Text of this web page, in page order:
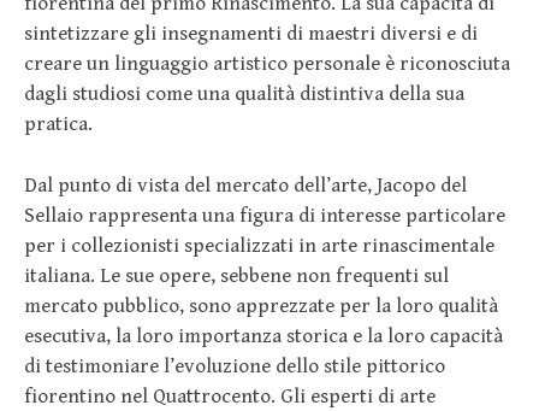
sintetizzare gli insegnamenti di maestri diversi e di
creare un linguaggio artistico personale è riconosciuta
dagli studiosi come una qualità distintiva della sua
pratica.
Dal punto di vista del mercato dell’arte, Jacopo del
Sellaio rappresenta una figura di interesse particolare
per i collezionisti specializzati in arte rinascimentale
italiana. Le sue opere, sebbene non frequenti sul
mercato pubblico, sono apprezzate per la loro qualità
esecutiva, la loro importanza storica e la loro capacità
di testimoniare l’evoluzione dello stile pittorico
fiorentino nel Quattrocento. Gli esperti di arte